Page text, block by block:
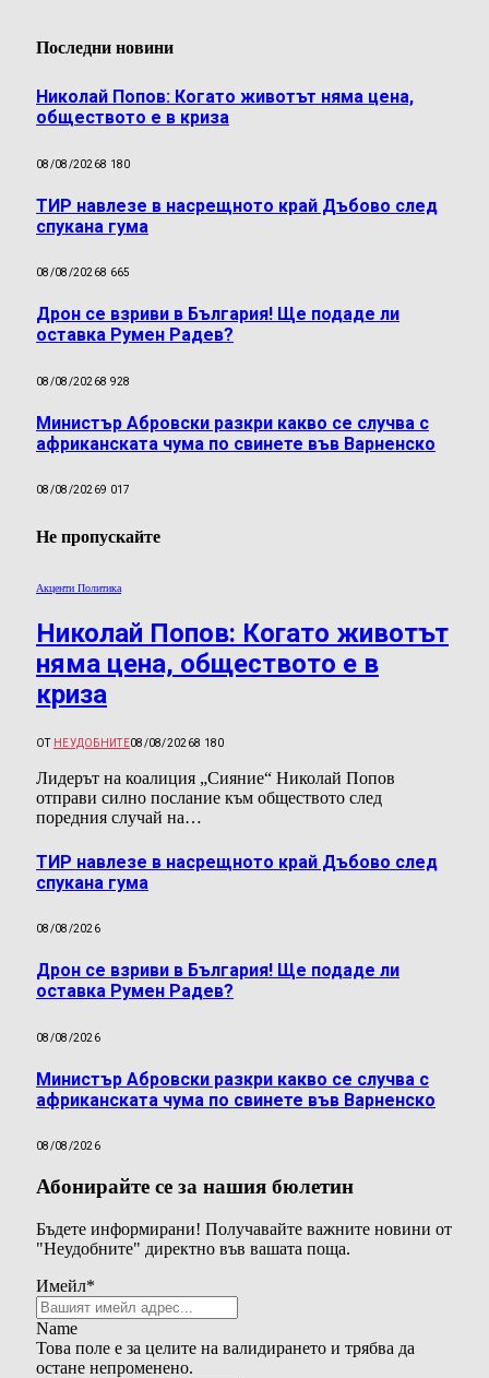
Последни новини
Николай Попов: Когато животът няма цена,
обществото е в криза
08/08/20268 180
ТИР навлезе в насрещното край Дъбово след
спукана гума
08/08/20268 665
Дрон се взриви в България! Ще подаде ли
оставка Румен Радев?
08/08/20268 928
Министър Абровски разкри какво се случва с
африканската чума по свинете във Варненско
08/08/20269 017
Не пропускайте
Акценти Политика
Николай Попов: Когато животът
няма цена, обществото е в
криза
ОТ НЕУДОБНИТЕ08/08/20268 180
Лидерът на коалиция „Сияние“ Николай Попов
отправи силно послание към обществото след
поредния случай на…
ТИР навлезе в насрещното край Дъбово след
спукана гума
08/08/2026
Дрон се взриви в България! Ще подаде ли
оставка Румен Радев?
08/08/2026
Министър Абровски разкри какво се случва с
африканската чума по свинете във Варненско
08/08/2026
Абонирайте се за нашия бюлетин
Бъдете информирани! Получавайте важните новини от
"Неудобните" директно във вашата поща.
Имейл*
Name
Това поле е за целите на валидирането и трябва да
остане непроменено.